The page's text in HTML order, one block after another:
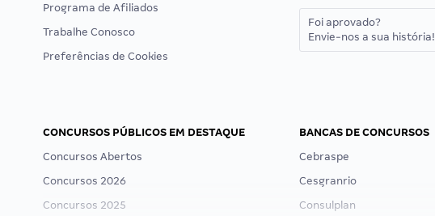
Programa de Afiliados
Trabalhe Conosco
Preferências de Cookies
Foi aprovado?
Envie-nos a sua história!
CONCURSOS PÚBLICOS EM DESTAQUE
Concursos Abertos
Concursos 2026
Concursos 2025
BANCAS DE CONCURSOS
Cebraspe
Cesgranrio
Consulplan